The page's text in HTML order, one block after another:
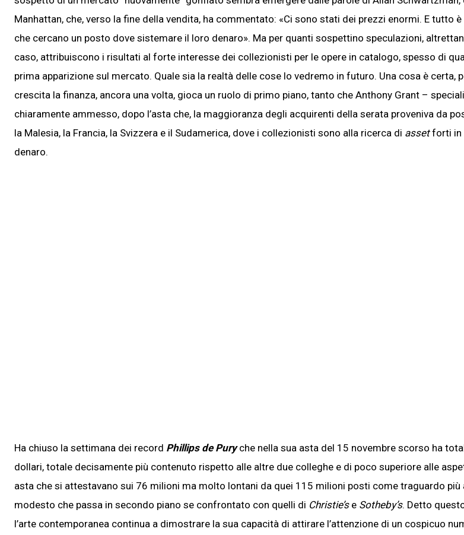
Manhattan, che, verso la fine della vendita, ha commentato: «Ci sono stati dei prezzi enormi. E tutto
che cercano un posto dove sistemare il loro denaro». Ma per quanti sospettino speculazioni,
caso, attribuiscono i risultati al forte interesse dei collezionisti per le opere in catalogo, spesso di
prima apparizione sul mercato. Quale sia la realtà delle cose lo vedremo in futuro. Una cosa è certa,
crescita la finanza, ancora una volta, gioca un ruolo di primo piano, tanto che Anthony Grant –
chiaramente ammesso, dopo l’asta che, la maggioranza degli acquirenti della serata proveniva da
la Malesia, la Francia, la Svizzera e il Sudamerica, dove i collezionisti sono alla ricerca di assetforti in
denaro.
Ha chiuso la settimana dei record Phillips de Puryche nella sua asta del 15 novembre scorso ha
dollari, totale decisamente più contenuto rispetto alle altre due colleghe e di poco superiore alle
asta che si attestavano sui 76 milioni ma molto lontani da quei 115 milioni posti come traguardo più
modesto che passa in secondo piano se confrontato con quelli di Christie’se Sotheby’s. Detto
l’arte contemporanea continua a dimostrare la sua capacità di attirare l’attenzione di un cospicuo